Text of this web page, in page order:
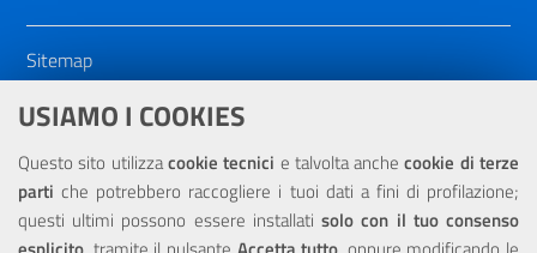
USIAMO I COOKIES
Questo sito utilizzacookie tecnici e talvolta anchecookie di terze
parti che potrebbero raccogliere i tuoi dati a fini di profilazione;
questi ultimi possono essere installatisolo con il tuo consenso
Sitemap
Dichiarazione di accessibilità
NOTE LEGALI
Privacy